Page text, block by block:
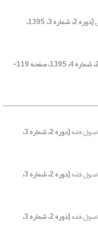
[دوره 2، شماره 3، 1395،
[دوره 2، شماره 4، 1395، صفحه 119-
فقه [دوره 2، شماره 3،
فقه [دوره 2، شماره 3،
فقه [دوره 2، شماره 3،